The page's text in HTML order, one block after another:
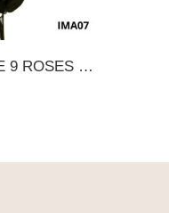
BOUQUET DE 9 ROSES – 07